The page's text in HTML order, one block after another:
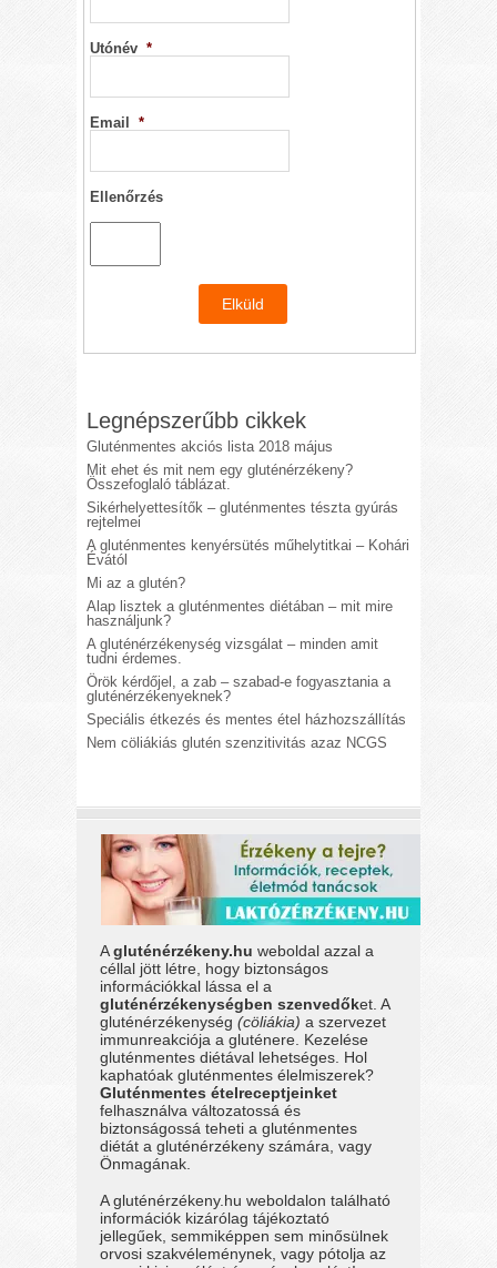
Utónév *
Email *
Ellenőrzés
Legnépszerűbb cikkek
Gluténmentes akciós lista 2018 május
Mit ehet és mit nem egy gluténérzékeny?
Összefoglaló táblázat.
Sikérhelyettesítők – gluténmentes tészta gyúrás
rejtelmei
A gluténmentes kenyérsütés műhelytitkai – Kohári
Évától
Mi az a glutén?
Alap lisztek a gluténmentes diétában – mit mire
használjunk?
A gluténérzékenység vizsgálat – minden amit
tudni érdemes.
Örök kérdőjel, a zab – szabad-e fogyasztania a
gluténérzékenyeknek?
Speciális étkezés és mentes étel házhozszállítás
Nem cöliákiás glutén szenzitivitás azaz NCGS
Agluténérzékeny.hu weboldal azzal a
céllal jött létre, hogy biztonságos
információkkal lássa el a
gluténérzékenységben szenvedőket. A
gluténérzékenység(cöliákia) a szervezet
immunreakciója a gluténere. Kezelése
gluténmentes diétával lehetséges. Hol
kaphatóak gluténmentes élelmiszerek?
Gluténmentes ételreceptjeinket
felhasználva változatossá és
biztonságossá teheti a gluténmentes
diétát a gluténérzékeny számára, vagy
Önmagának.
A gluténérzékeny.hu weboldalon található
információk kizárólag tájékoztató
jellegűek, semmiképpen sem minősülnek
orvosi szakvéleménynek, vagy pótolja az